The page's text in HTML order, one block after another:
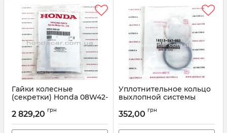
Гайки колесные
(секретки) Honda 08W42-
Артикул: 08W42S6M202
2 829,20 грн
Уплотнительное кольцо
выхлопной системы
Артикул: 18212SA7003
352,00 грн